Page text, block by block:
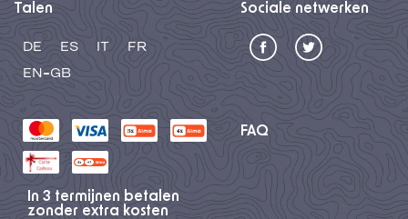
Talen
DE ES IT
FR
EN-GB
Sociale netwerken
FAQ
In 3 termijnen betalen
zonder extra kosten